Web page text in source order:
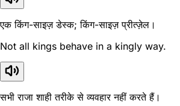
एक किंग-साइज़ डेस्क; किंग-साइज़ प्रीत्ज़ेल।
Not all kings behave in a kingly way.
सभी राजा शाही तरीके से व्यवहार नहीं करते हैं।